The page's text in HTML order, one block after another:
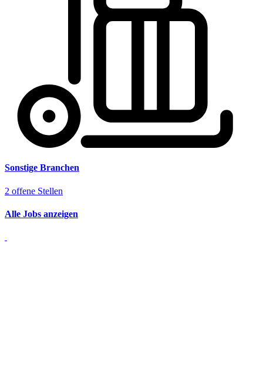
Sonstige Branchen
2 offene Stellen
Alle Jobs anzeigen